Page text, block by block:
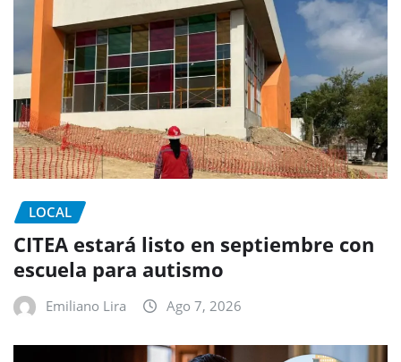
LOCAL
CITEA estará listo en septiembre con
escuela para autismo
Emiliano Lira Ago 7, 2026